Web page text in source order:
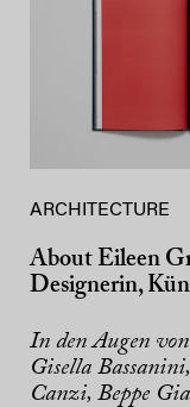
ARCHITECTURE
About Eileen
Designerin,
In den Augen
Gisella
Canzi, Beppe